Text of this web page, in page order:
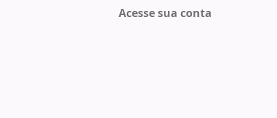
Acesse sua conta